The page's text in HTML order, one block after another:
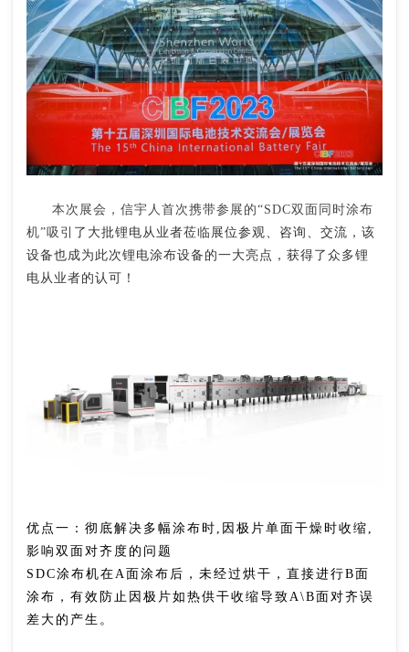
本次展会，信宇人首次携带参展的“SDC双面同时涂布
机”吸引 了大批锂电从业者莅临展位参观、咨询、交流，该
设备也成为此次锂电涂布设备的一大亮点，获得了众多锂
电从业者的认可！
优点一：彻底解决多幅涂布时,因极片单面干燥时收缩,
影响双面对齐度的问题
SDC涂布机在A面涂布后，未经过烘干，直接进行B面
涂布，有效防止因极片如热供干收缩导致A\B面对齐误
差大的产生。